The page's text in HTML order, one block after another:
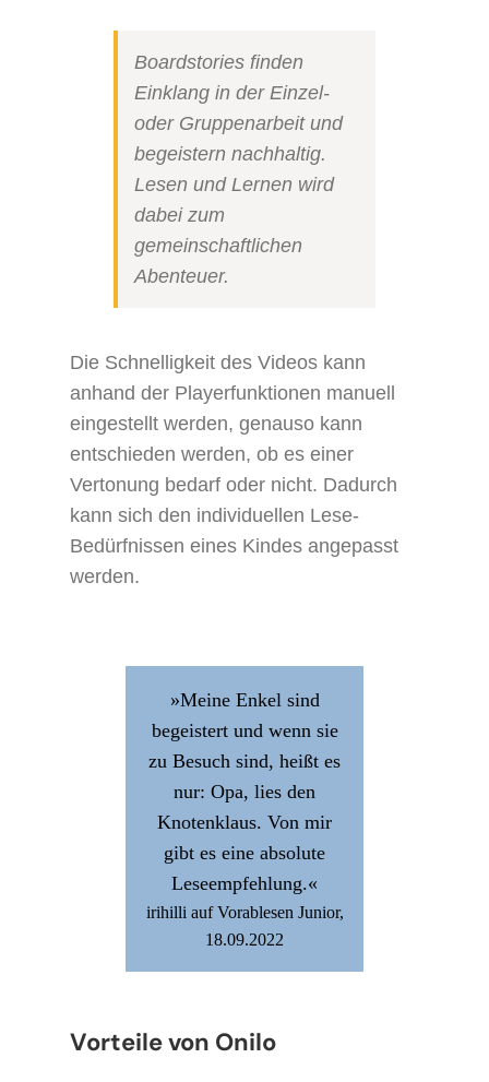
Boardstories finden
Einklang in der Einzel-
oder Gruppenarbeit und
begeistern nachhaltig.
Lesen und Lernen wird
dabei zum
gemeinschaftlichen
Abenteuer.
Die Schnelligkeit des Videos kann
anhand der Playerfunktionen manuell
eingestellt werden, genauso kann
entschieden werden, ob es einer
Vertonung bedarf oder nicht. Dadurch
kann sich den individuellen Lese-
Bedürfnissen eines Kindes angepasst
werden.
»Meine Enkel sind
begeistert und wenn sie
zu Besuch sind, heißt es
nur: Opa, lies den
Knotenklaus. Von mir
gibt es eine absolute
Leseempfehlung.«
irihilli auf Vorablesen Junior,
18.09.2022
Vorteile von Onilo